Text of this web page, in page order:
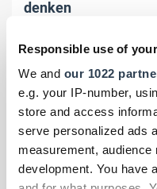
Responsible use of
We and our 1022
e.g. your IP-number,
store and access
serve personalized ads
measurement,
development. You have
denken
"Normalsterbliche" weiter.